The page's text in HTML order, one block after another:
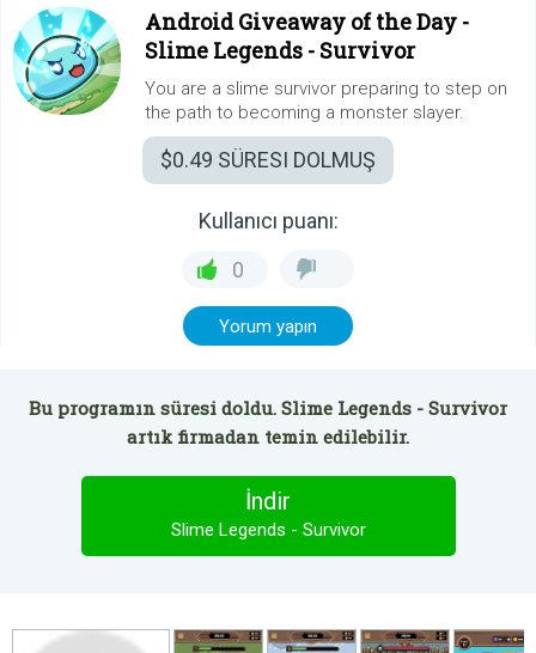
Android Giveaway of the Day -
Slime Legends - Survivor
You are a slime survivor preparing to step on
the path to becoming a monster slayer.
$0.49 SÜRESI DOLMUŞ
Kullanıcı puanı:
0
Yorum yapın
Bu programın süresi doldu. Slime Legends - Survivor
artık firmadan temin edilebilir.
İndir
Slime Legends - Survivor